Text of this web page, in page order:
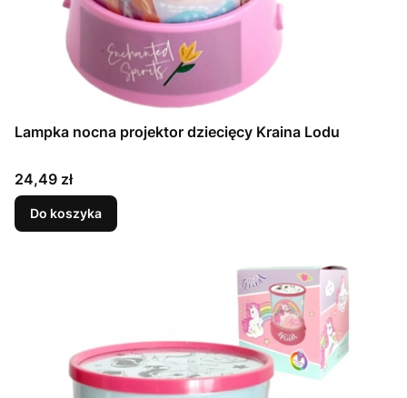
Lampka nocna projektor dziecięcy Kraina Lodu
Cena
24,49 zł
Do koszyka